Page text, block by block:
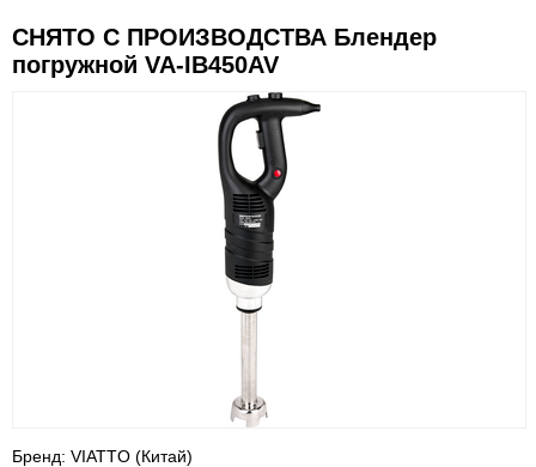
СНЯТО С ПРОИЗВОДСТВА Блендер
погружной VA-IB450AV
Бренд: VIATTO (Китай)